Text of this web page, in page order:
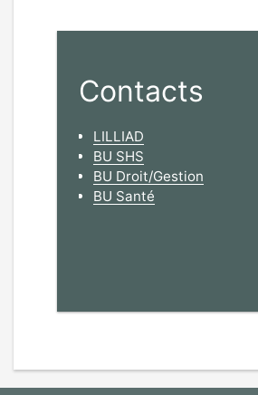
Contacts
LILLIAD
BU SHS
BU Droit/Gestion
BU Santé